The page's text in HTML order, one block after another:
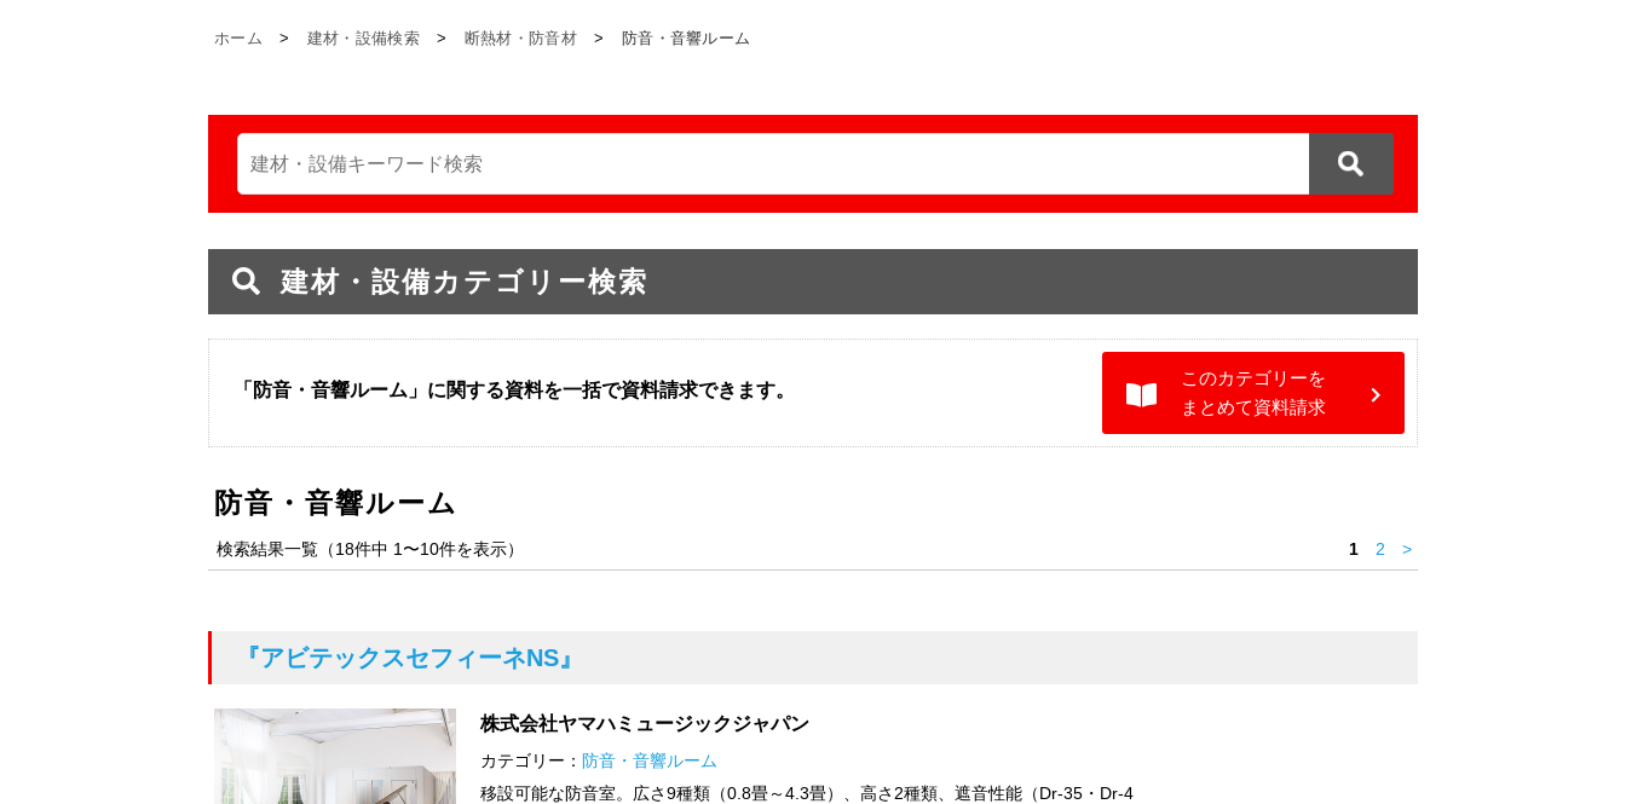
ホーム > 建材・設備検索 > 断熱材・防音材 > 防音・音響ルーム
建材・設備カテゴリー検索
「防音・音響ルーム」に関する資料を一括で資料請求できます。
このカテゴリーを
まとめて資料請求
防音・音響ルーム
検索結果一覧（18件中 1〜10件を表示） 1 2 >
『アビテックスセフィーネNS』
株式会社ヤマハミュージックジャパン
カテゴリー： 防音・音響ルーム
移設可能な防音室。広さ9種類（0.8畳～4.3畳）、高さ2種類、遮音性能（Dr-35・Dr-4